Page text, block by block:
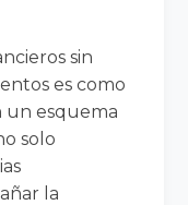
sin
es como
un esquema
solo
la